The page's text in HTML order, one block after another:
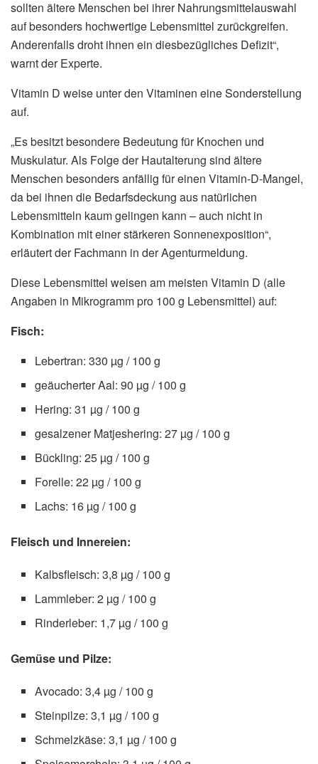
sollten ältere Menschen bei ihrer Nahrungsmittelauswahl
auf besonders hochwertige Lebensmittel zurückgreifen.
Anderenfalls droht ihnen ein diesbezügliches Defizit“,
warnt der Experte.
Vitamin D weise unter den Vitaminen eine Sonderstellung
auf.
„Es besitzt besondere Bedeutung für Knochen und
Muskulatur. Als Folge der Hautalterung sind ältere
Menschen besonders anfällig für einen Vitamin-D-Mangel,
da bei ihnen die Bedarfsdeckung aus natürlichen
Lebensmitteln kaum gelingen kann – auch nicht in
Kombination mit einer stärkeren Sonnenexposition“,
erläutert der Fachmann in der Agenturmeldung.
Diese Lebensmittel weisen am meisten Vitamin D (alle
Angaben in Mikrogramm pro 100 g Lebensmittel) auf:
Fisch:
Lebertran: 330 µg / 100 g
geäucherter Aal: 90 µg / 100 g
Hering: 31 µg / 100 g
gesalzener Matjeshering: 27 µg / 100 g
Bückling: 25 µg / 100 g
Forelle: 22 µg / 100 g
Lachs: 16 µg / 100 g
Fleisch und Innereien:
Kalbsfleisch: 3,8 µg / 100 g
Lammleber: 2 µg / 100 g
Rinderleber: 1,7 µg / 100 g
Gemüse und Pilze:
Avocado: 3,4 µg / 100 g
Steinpilze: 3,1 µg / 100 g
Schmelzkäse: 3,1 µg / 100 g